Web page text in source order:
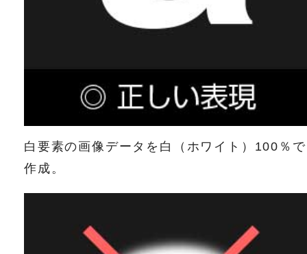
白要素の画像データを白（ホワイト）100％で
作成。